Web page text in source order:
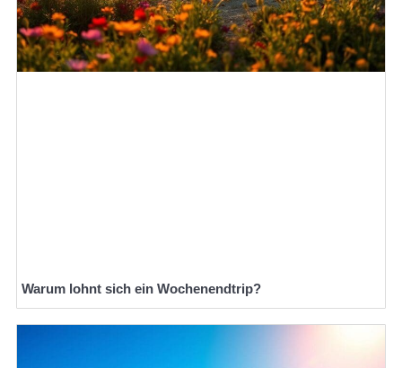
Warum lohnt sich ein Wochenendtrip?